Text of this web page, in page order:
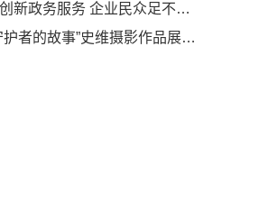
服务 企业民众足不出户享受“管家式”服务
的故事”史维摄影作品展在穗揭幕